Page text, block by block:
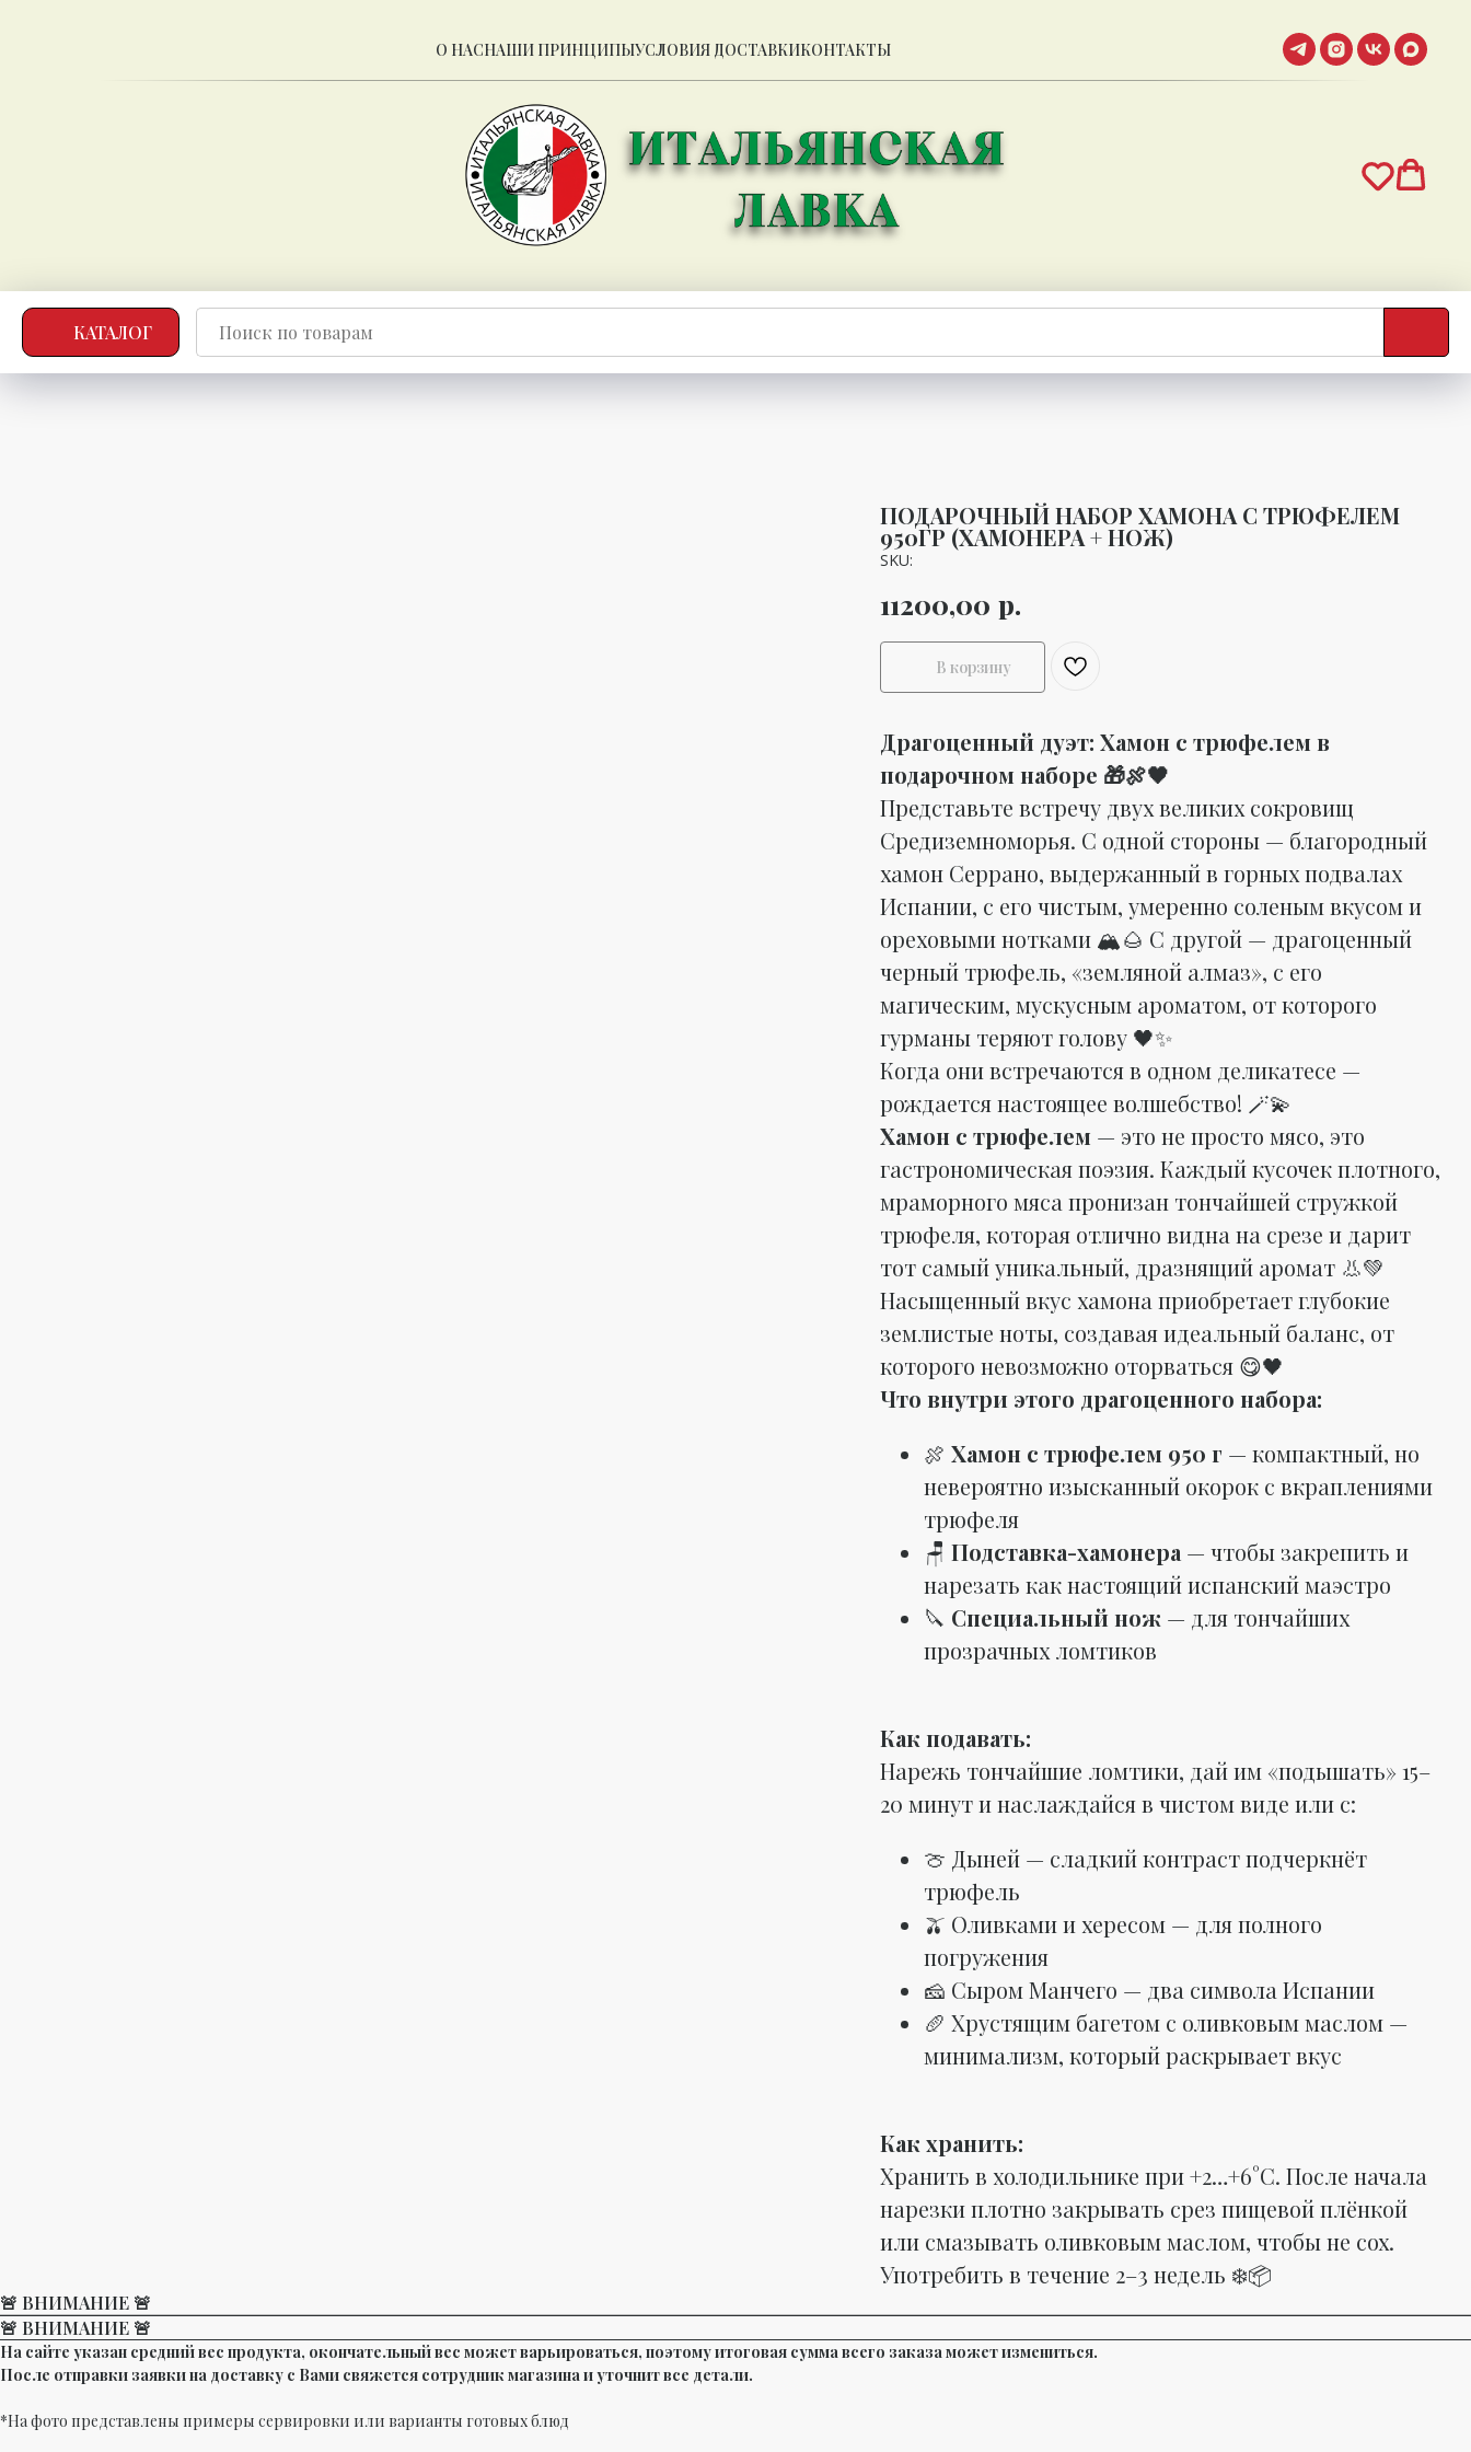
О НАСНАШИ ПРИНЦИПЫУСЛОВИЯ ДОСТАВКИКОНТАКТЫ
КАТАЛОГ
ПОДАРОЧНЫЙ НАБОР ХАМОНА С ТРЮФЕЛЕМ
950ГР (ХАМОНЕРА + НОЖ)
SKU:
11200,00 р.
В корзину
Драгоценный дуэт: Хамон с трюфелем в
подарочном наборе 🎁🍖🖤
Представьте встречу двух великих сокровищ
Средиземноморья. С одной стороны — благородный
хамон Серрано, выдержанный в горных подвалах
Испании, с его чистым, умеренно соленым вкусом и
ореховыми нотками 🏔️🌰 С другой — драгоценный
черный трюфель, «земляной алмаз», с его
магическим, мускусным ароматом, от которого
гурманы теряют голову 🖤✨
Когда они встречаются в одном деликатесе —
рождается настоящее волшебство! 🪄💫
Хамон с трюфелем — это не просто мясо, это
гастрономическая поэзия. Каждый кусочек плотного,
мраморного мяса пронизан тончайшей стружкой
трюфеля, которая отлично видна на срезе и дарит
тот самый уникальный, дразнящий аромат 👃💚
Насыщенный вкус хамона приобретает глубокие
землистые ноты, создавая идеальный баланс, от
которого невозможно оторваться 😋🖤
Что внутри этого драгоценного набора:
🍖 Хамон с трюфелем 950 г — компактный, но
невероятно изысканный окорок с вкраплениями
трюфеля
🪑 Подставка-хамонера — чтобы закрепить и
нарезать как настоящий испанский маэстро
🔪 Специальный нож — для тончайших
прозрачных ломтиков
Как подавать:
Нарежь тончайшие ломтики, дай им «подышать» 15–
20 минут и наслаждайся в чистом виде или с:
🍈 Дыней — сладкий контраст подчеркнёт
трюфель
🫒 Оливками и хересом — для полного
погружения
🧀 Сыром Манчего — два символа Испании
🥖 Хрустящим багетом с оливковым маслом —
минимализм, который раскрывает вкус
Как хранить:
Хранить в холодильнике при +2…+6°C. После начала
нарезки плотно закрывать срез пищевой плёнкой
или смазывать оливковым маслом, чтобы не сох.
Употребить в течение 2–3 недель ❄️📦
🚨 ВНИМАНИЕ 🚨
🚨 ВНИМАНИЕ 🚨
На сайте указан средний вес продукта, окончательный вес может варьироваться, поэтому итоговая сумма всего заказа может измениться.
После отправки заявки на доставку с Вами свяжется сотрудник магазина и уточнит все детали.
*На фото представлены примеры сервировки или варианты готовых блюд